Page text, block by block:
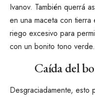
Ivanov. También querrá
en una maceta con
riego excesivo para
con un bonito tono verde.
Caída del
Desgraciadamente, esto